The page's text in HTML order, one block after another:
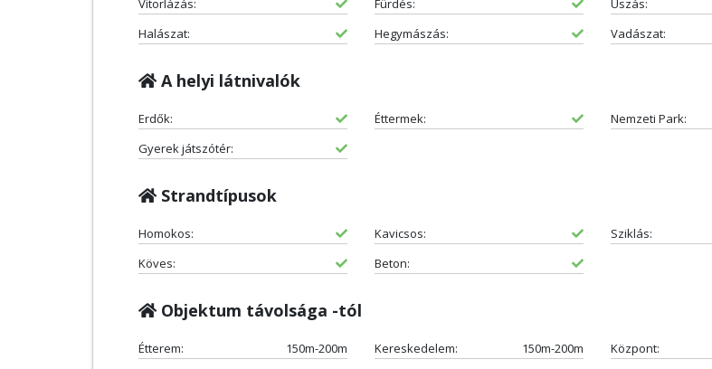
Vitorlázás:
Fürdés:
Úszás:
Halászat:
Hegymászás: Vadászat:
A helyi látnivalók
Erdők: Éttermek:
Nemzeti Park:
Gyerek játszótér:
Strandtípusok
Homokos: Kavicsos:
Sziklás:
Köves:
Beton:
Objektum távolsága -tól
Étterem: 150m-200m Kereskedelem: 150m-200m Központ: